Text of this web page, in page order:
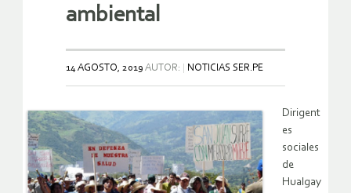
ambiental
14 AGOSTO, 2019 AUTOR: NOTICIAS SER.PE
Dirigent
es
sociales
de
Hualgay